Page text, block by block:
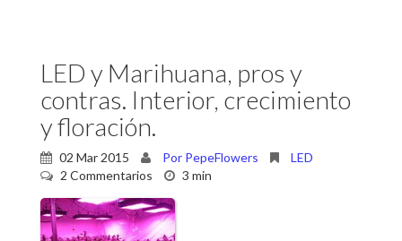
LED y Marihuana, pros y
contras. Interior, crecimiento
y floración.
02 Mar 2015 Por PepeFlowers
LED
2 Commentarios
3 min